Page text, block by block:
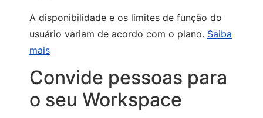
A disponibilidade e os limites de função do
usuário variam de acordo com o plano. Saiba
mais
Convide pessoas para
o seu Workspace